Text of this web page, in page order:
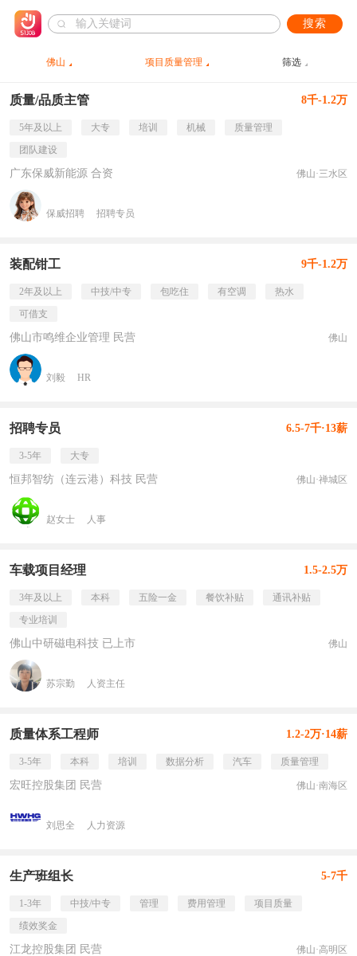
搜索
佛山 项目质量管理 筛选
质量/品质主管 8千-1.2万
5年及以上 大专 培训 机械
质量管理
团队建设
广东保威新能源 合资 佛山·三水区
保威招聘 招聘专员
装配钳工 9千-1.2万
2年及以上 中技/中专 包吃住 有空调
热水
可借支
佛山市鸣维企业管理 民营 佛山
刘毅 HR
招聘专员 6.5-7千·13薪
3-5年 大专
恒邦智纺（连云港）科技 民营 佛山·禅城区
赵女士 人事
车载项目经理 1.5-2.5万
3年及以上 本科 五险一金 餐饮补贴
通讯补贴
专业培训
佛山中研磁电科技 已上市 佛山
苏宗勤 人资主任
质量体系工程师 1.2-2万·14薪
3-5年 本科 培训 数据分析 汽车 质量管理
宏旺控股集团 民营 佛山·南海区
刘思全 人力资源
生产班组长 5-7千
1-3年 中技/中专 管理 费用管理
项目质量
绩效奖金
江龙控股集团 民营 佛山·高明区